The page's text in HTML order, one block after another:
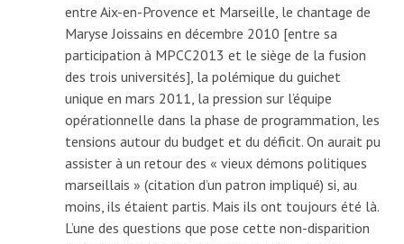
entre Aix-en-Provence et Marseille, le chantage de
Maryse Joissains en décembre 2010 [entre sa
participation à MPCC2013 et le siège de la fusion
des trois universités], la polémique du guichet
unique en mars 2011, la pression sur l’équipe
opérationnelle dans la phase de programmation, les
tensions autour du budget et du déficit. On aurait pu
assister à un retour des « vieux démons politiques
marseillais » (citation d’un patron impliqué) si, au
moins, ils étaient partis. Mais ils ont toujours été là.
L’une des questions que pose cette non-disparition